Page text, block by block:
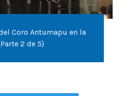
Coro Antumapu en la
2 de 5)